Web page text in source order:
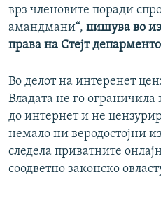
врз членовите поради
амандмани“, пишува во
права на Стејт
Во делот на интеренет
Владата не го
до интернет и не
немало ни веродостојни
следела приватните
соодветно законско